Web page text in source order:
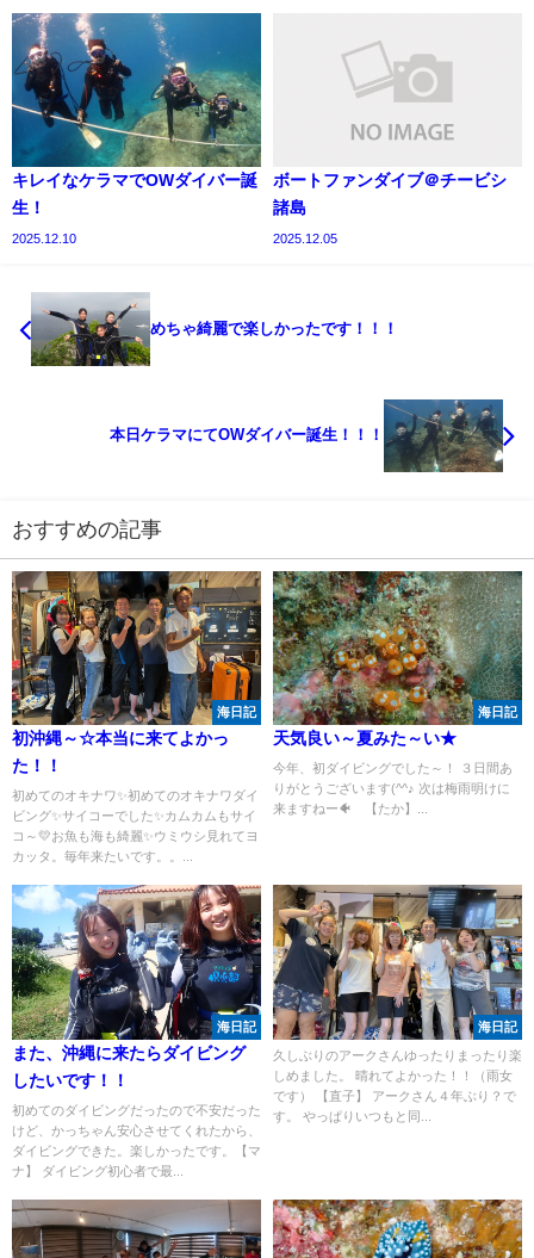
キレイなケラマでOWダイバー誕
生！
2025.12.10
ボートファンダイブ＠チービシ
諸島
2025.12.05
めちゃ綺麗で楽しかったです！！！
本日ケラマにてOWダイバー誕生！！！
おすすめの記事
海日記
初沖縄～☆本当に来てよかっ
た！！
初めてのオキナワ✨初めてのオキナワダイ
ビング✨サイコーでした✨カムカムもサイ
コ～💛お魚も海も綺麗✨ウミウシ見れてヨ
カッタ。毎年来たいです。。...
海日記
天気良い～夏みた～い★
今年、初ダイビングでした～！ ３日間あ
りがとうございます(^^♪ 次は梅雨明けに
来ますねー🐠 【たか】...
海日記
また、沖縄に来たらダイビング
したいです！！
初めてのダイビングだったので不安だった
けど、かっちゃん安心させてくれたから、
ダイビングできた。楽しかったです。【マ
ナ】 ダイビング初心者で最...
海日記
久しぶりのアークさんゆったりまったり楽
しめました。 晴れてよかった！！（雨女
です） 【直子】 アークさん４年ぶり？で
す。 やっぱりいつもと同...